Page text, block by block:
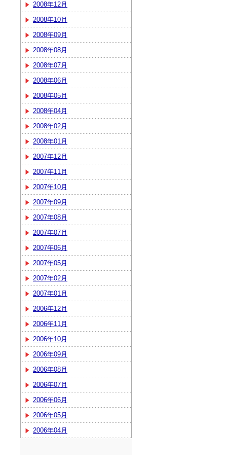
2008年12月
2008年10月
2008年09月
2008年08月
2008年07月
2008年06月
2008年05月
2008年04月
2008年02月
2008年01月
2007年12月
2007年11月
2007年10月
2007年09月
2007年08月
2007年07月
2007年06月
2007年05月
2007年02月
2007年01月
2006年12月
2006年11月
2006年10月
2006年09月
2006年08月
2006年07月
2006年06月
2006年05月
2006年04月